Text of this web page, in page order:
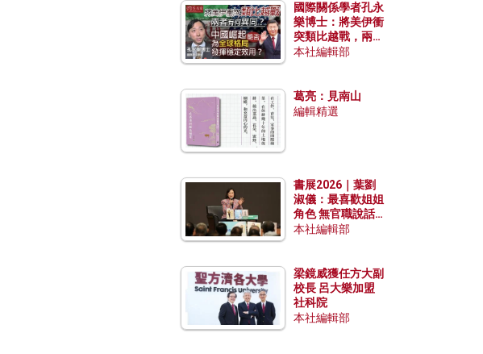
國際關係學者孔永
樂博士：將美伊衝
突類比越戰，兩者
有何異同？中國崛
本社編輯部
葛亮：見南山
編輯精選
書展2026｜葉劉
淑儀：最喜歡姐姐
角色 無官職說話
包袱少
本社編輯部
梁鏡威獲任方大副
校長 呂大樂加盟
社科院
本社編輯部